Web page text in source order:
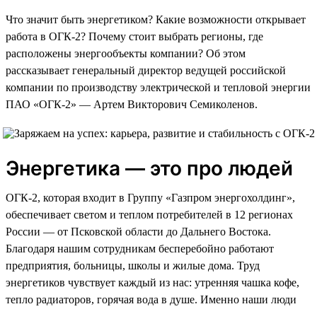
Что значит быть энергетиком? Какие возможности открывает
работа в ОГК-2? Почему стоит выбрать регионы, где
расположены энергообъекты компании? Об этом
рассказывает генеральный директор ведущей российской
компании по производству электрической и тепловой энергии
ПАО «ОГК-2» — Артем Викторович Семиколенов.
Энергетика — это про людей
ОГК-2, которая входит в Группу «Газпром энергохолдинг»,
обеспечивает светом и теплом потребителей в 12 регионах
России — от Псковской области до Дальнего Востока.
Благодаря нашим сотрудникам бесперебойно работают
предприятия, больницы, школы и жилые дома. Труд
энергетиков чувствует каждый из нас: утренняя чашка кофе,
тепло радиаторов, горячая вода в душе. Именно наши люди